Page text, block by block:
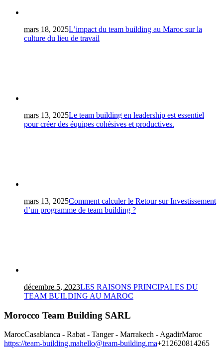
mars 18, 2025L’impact du team building au Maroc sur la
culture du lieu de travail
mars 13, 2025Le team building en leadership est essentiel
pour créer des équipes cohésives et productives.
mars 13, 2025Comment calculer le Retour sur Investissement
d’un programme de team building ?
décembre 5, 2023LES RAISONS PRINCIPALES DU
TEAM BUILDING AU MAROC
Morocco Team Building SARL
MarocCasablanca - Rabat - Tanger - Marrakech - AgadirMaroc
https://team-building.mahello@team-building.ma+212620814265